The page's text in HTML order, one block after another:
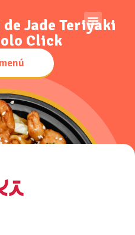
Jade Teriyaki
Click